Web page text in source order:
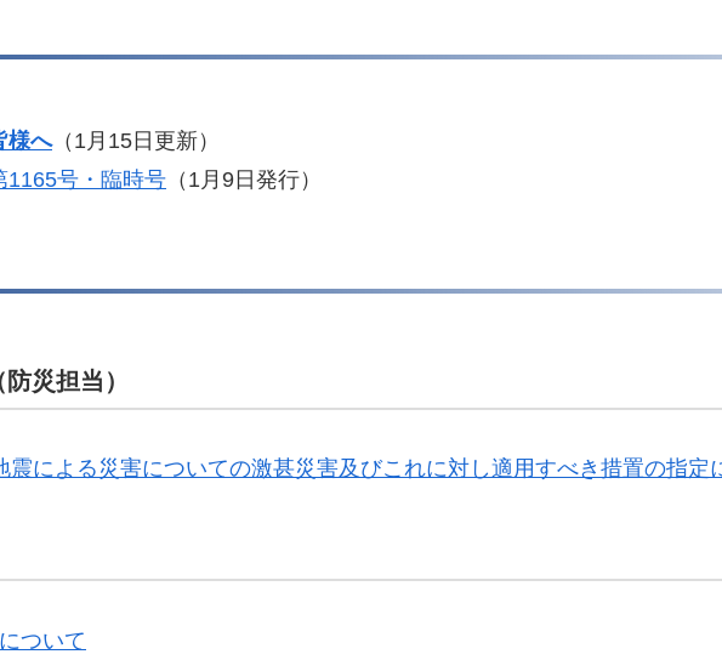
様へ（1月15日更新）
1165号・臨時号 （1月9日発行）
災担当）
震による災害についての激甚災害及びこれに対し適用すべき措置の指定
ついて